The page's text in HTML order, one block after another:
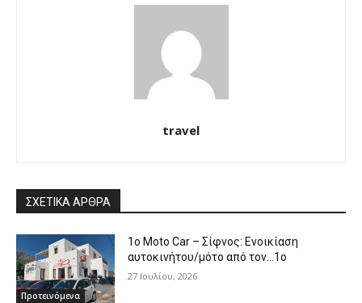
travel
ΣΧΕΤΙΚΑ ΑΡΘΡΑ
Προτεινόμενα
1o Moto Car – Σίφνος: Ενοικίαση
αυτοκινήτου/μότο από τον…1ο
27 Ιουλίου, 2026